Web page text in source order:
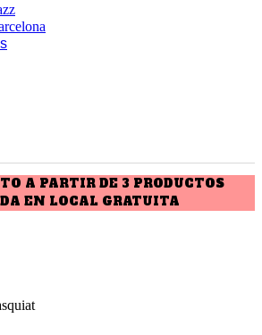
A PARTIR DE 3 PRODUCTOS
EN LOCAL GRATUITA